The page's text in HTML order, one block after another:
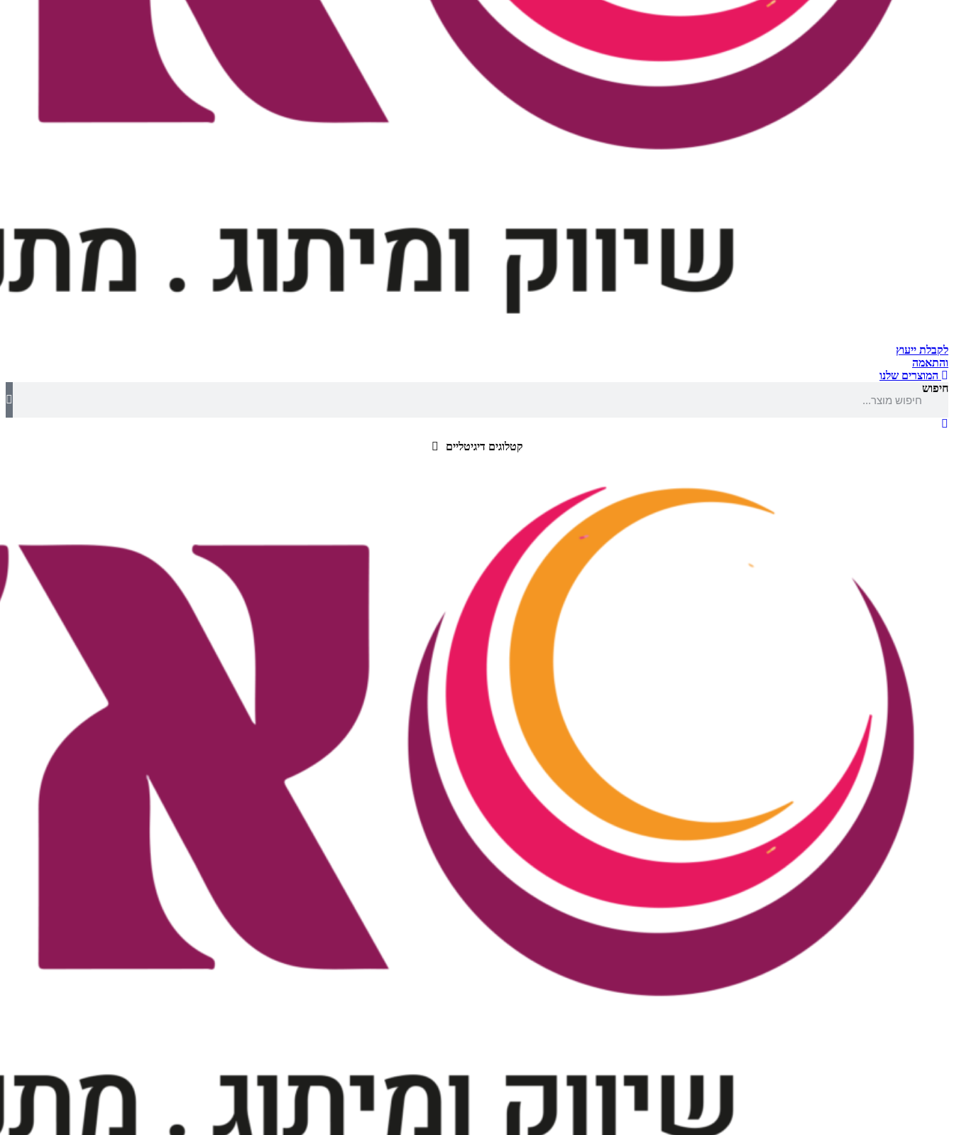
לקבלת ייעוץ
והתאמה
המוצרים שלנו
חיפוש
קטלוגים דיגיטליים